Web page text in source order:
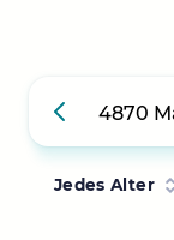
Jedes Alter